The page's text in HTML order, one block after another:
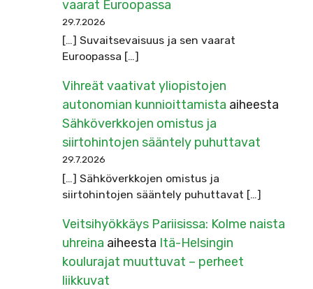
vaarat Euroopassa
29.7.2026
[…] Suvaitsevaisuus ja sen vaarat
Euroopassa […]
Vihreät vaativat yliopistojen
autonomian kunnioittamista aiheesta
Sähköverkkojen omistus ja
siirtohintojen sääntely puhuttavat
29.7.2026
[…] Sähköverkkojen omistus ja
siirtohintojen sääntely puhuttavat […]
Veitsihyökkäys Pariisissa: Kolme naista
uhreina aiheesta Itä-Helsingin
koulurajat muuttuvat – perheet
liikkuvat